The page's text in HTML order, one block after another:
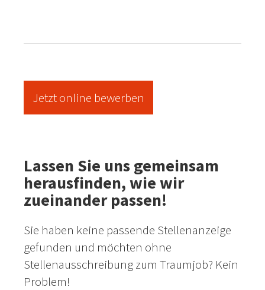
Jetzt online bewerben
Lassen Sie uns gemeinsam
herausfinden, wie wir
zueinander passen!
Sie haben keine passende Stellenanzeige
gefunden und möchten ohne
Stellenausschreibung zum Traumjob? Kein
Problem!